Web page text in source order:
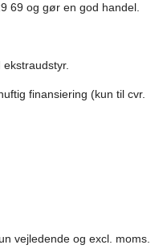
69 og gør en god handel.
finansiering (kun til cvr.
vejledende og excl. moms.